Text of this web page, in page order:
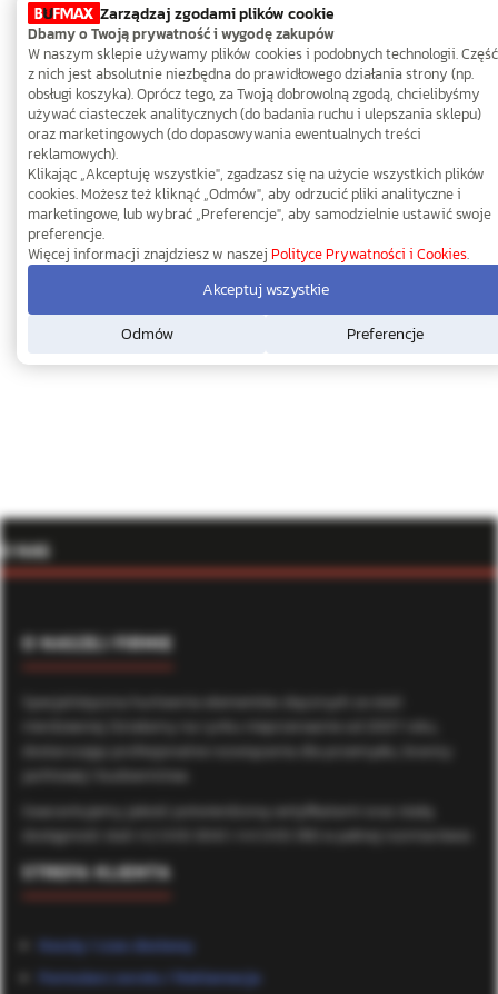
O NAS
O NASZEJ FIRMIE
Specjalistyczna hurtownia elementów złącznych ze stali
nierdzewnej. Działamy na rynku nieprzerwanie od 2007 roku,
dostarczając profesjonalne rozwiązania dla przemysłu, branży
jachtowej i budownictwa.
Gwarantujemy jakość potwierdzoną certyfikatami oraz stałą
dostępność stali A2 (AISI 304) i A4 (AISI 316) w pełnej rozmiarówce.
STREFA KLIENTA
Koszty i czas dostawy
Formularz zwrotu / Reklamacje
Zarządzaj zgodami plików cookie
Dbamy o Twoją prywatność i wygodę zakupów
W naszym sklepie używamy plików cookies i podobnych technologii. Część
z nich jest absolutnie niezbędna do prawidłowego działania strony (np.
obsługi koszyka). Oprócz tego, za Twoją dobrowolną zgodą, chcielibyśmy
używać ciasteczek analitycznych (do badania ruchu i ulepszania sklepu)
oraz marketingowych (do dopasowywania ewentualnych treści
reklamowych).
Klikając „Akceptuję wszystkie", zgadzasz się na użycie wszystkich plików
cookies. Możesz też kliknąć „Odmów", aby odrzucić pliki analityczne i
marketingowe, lub wybrać „Preferencje", aby samodzielnie ustawić swoje
preferencje.
Więcej informacji znajdziesz w naszej Polityce Prywatności i Cookies.
Odmów Preferencje
Akceptuj wszystkie